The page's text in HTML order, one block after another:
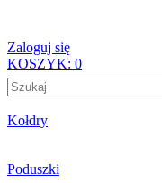
Zaloguj się
KOSZYK: 0
Kołdry
Poduszki